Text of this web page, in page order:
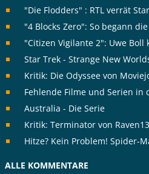
"Die Flodders" : RTL verrät
"4 Blocks Zero": So begann
"Citizen Vigilante 2": Uwe Boll
Star Trek - Strange New
Kritik: Die Odyssee von
Fehlende Filme und Serien in
Australia - Die Serie
Kritik: Terminator von Raven13
Hitze? Kein Problem! Spider-
ALLE KOMMENTARE